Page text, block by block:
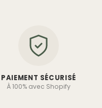
PAIEMENT SÉCURISÉ
À 100% avec Shopify